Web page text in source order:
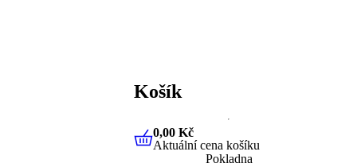
Košík
0,00 KčAktuální cena košíku
0,00 Kč
Aktuální cena košíku
Pokladna